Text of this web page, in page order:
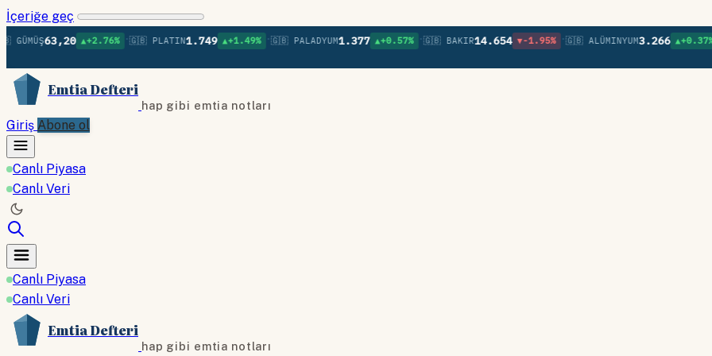
İçeriğe geç
63,20 ▲+2.76% •🇬🇧 PLATIN 1.749 ▲+1.49% •🇬🇧 PALADYUM1.377 ▲+0.57% •🇬🇧 BAKIR14.654 ▼-1.95% •🇬🇧 ALÜMINYUM3.266 ▲+0.37% •🇬🇧
Emtia Defteri
hap gibi emtia notları
Giriş Abone ol
Canlı Piyasa
Canlı Veri
Canlı Piyasa
Canlı Veri
Emtia Defteri
hap gibi emtia notları